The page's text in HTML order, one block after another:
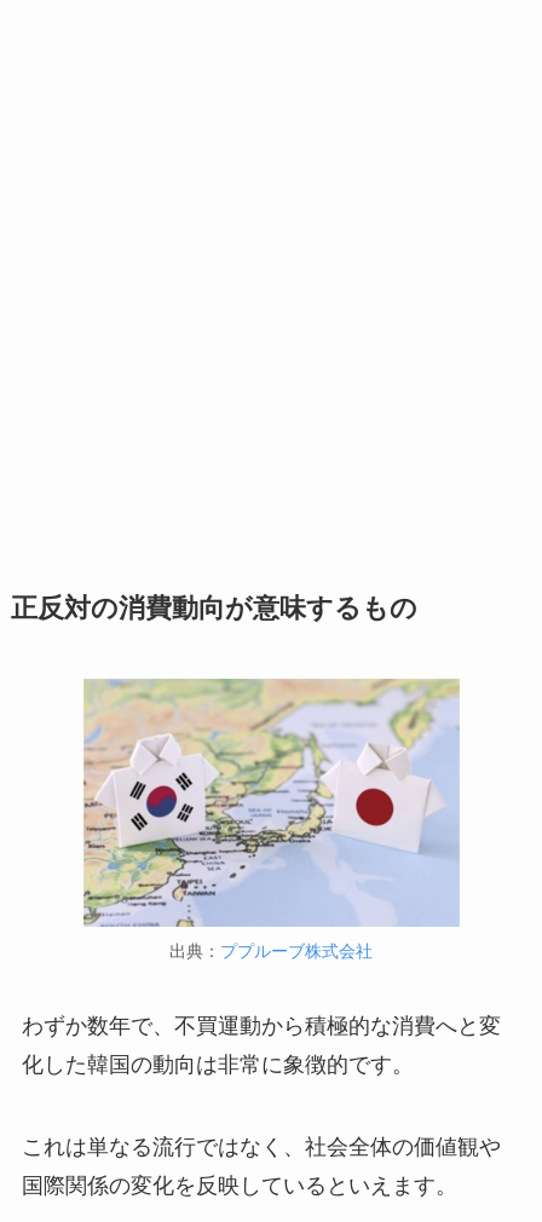
正反対の消費動向が意味するもの
出典： ププルーブ株式会社
わずか数年で、不買運動から積極的な消費へと変
化した韓国の動向は非常に象徴的です。
これは単なる流行ではなく、社会全体の価値観や
国際関係の変化を反映しているといえます。